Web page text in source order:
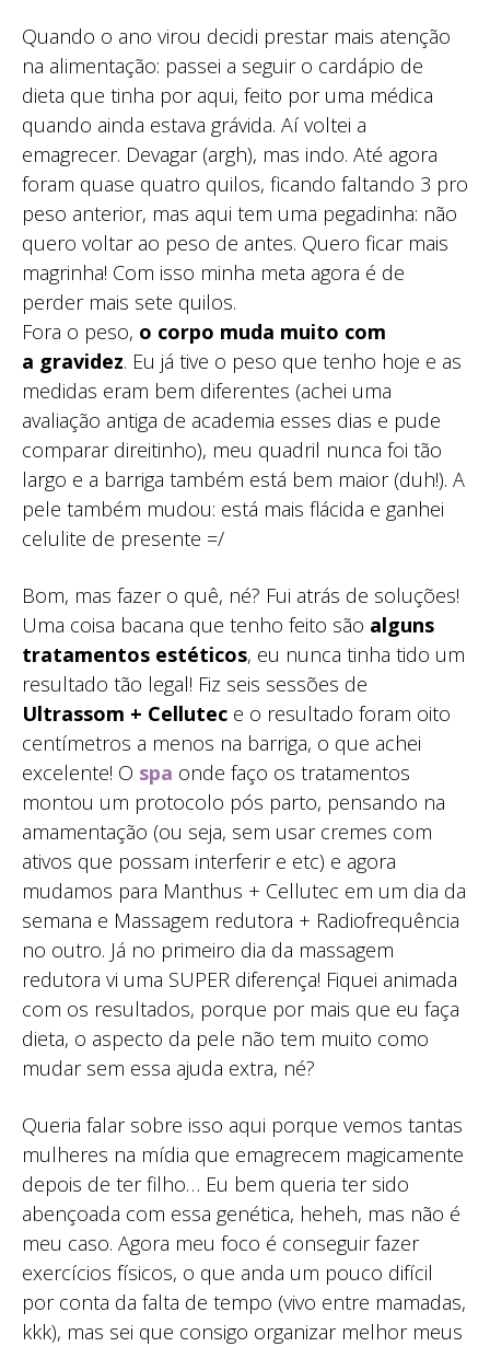
Quando o ano virou decidi prestar mais atenção
na alimentação: passei a seguir o cardápio de
dieta que tinha por aqui, feito por uma médica
quando ainda estava grávida. Aí voltei a
emagrecer. Devagar (argh), mas indo. Até agora
foram quase quatro quilos, ficando faltando 3 pro
peso anterior, mas aqui tem uma pegadinha: não
quero voltar ao peso de antes. Quero ficar mais
magrinha! Com isso minha meta agora é de
perder mais sete quilos.
Fora o peso, o corpo muda muito com
a gravidez. Eu já tive o peso que tenho hoje e as
medidas eram bem diferentes (achei uma
avaliação antiga de academia esses dias e pude
comparar direitinho), meu quadril nunca foi tão
largo e a barriga também está bem maior (duh!). A
pele também mudou: está mais flácida e ganhei
celulite de presente =/
Bom, mas fazer o quê, né? Fui atrás de soluções!
Uma coisa bacana que tenho feito são alguns
tratamentos estéticos, eu nunca tinha tido um
resultado tão legal! Fiz seis sessões de
Ultrassom + Cellutec e o resultado foram oito
centímetros a menos na barriga, o que achei
excelente! O spa onde faço os tratamentos
montou um protocolo pós parto, pensando na
amamentação (ou seja, sem usar cremes com
ativos que possam interferir e etc) e agora
mudamos para Manthus + Cellutec em um dia da
semana e Massagem redutora + Radiofrequência
no outro. Já no primeiro dia da massagem
redutora vi uma SUPER diferença! Fiquei animada
com os resultados, porque por mais que eu faça
dieta, o aspecto da pele não tem muito como
mudar sem essa ajuda extra, né?
Queria falar sobre isso aqui porque vemos tantas
mulheres na mídia que emagrecem magicamente
depois de ter filho… Eu bem queria ter sido
abençoada com essa genética, heheh, mas não é
meu caso. Agora meu foco é conseguir fazer
exercícios físicos, o que anda um pouco difícil
por conta da falta de tempo (vivo entre mamadas,
kkk), mas sei que consigo organizar melhor meus